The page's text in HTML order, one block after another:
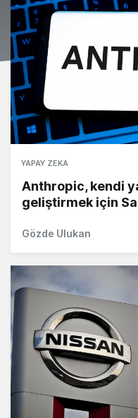
YAPAY ZEKA
Anthropic, kendi
geliştirmek için
Gözde Ulukan